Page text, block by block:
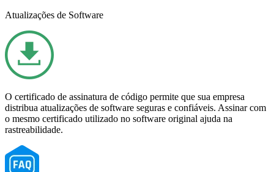
Atualizações de Software
O certificado de assinatura de código permite que sua empresa
distribua atualizações de software seguras e confiáveis. Assinar com
o mesmo certificado utilizado no software original ajuda na
rastreabilidade.